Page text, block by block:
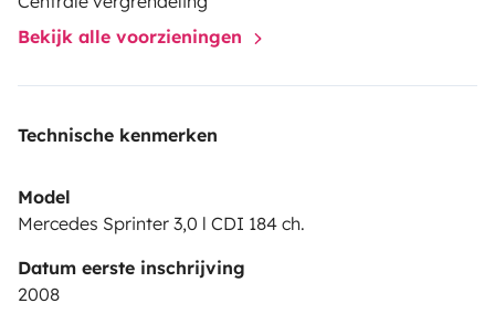
Bekijk alle voorzieningen
Technische kenmerken
Model
Mercedes Sprinter 3,0 l CDI 184 ch.
Datum eerste inschrijving
2008